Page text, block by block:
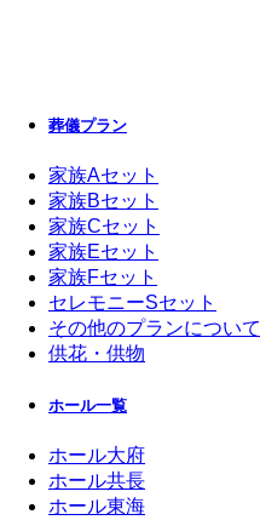
葬儀プラン
家族Aセット
家族Bセット
家族Cセット
家族Eセット
家族Fセット
セレモニーSセット
その他のプランについて
供花・供物
ホール一覧
ホール大府
ホール共長
ホール東海